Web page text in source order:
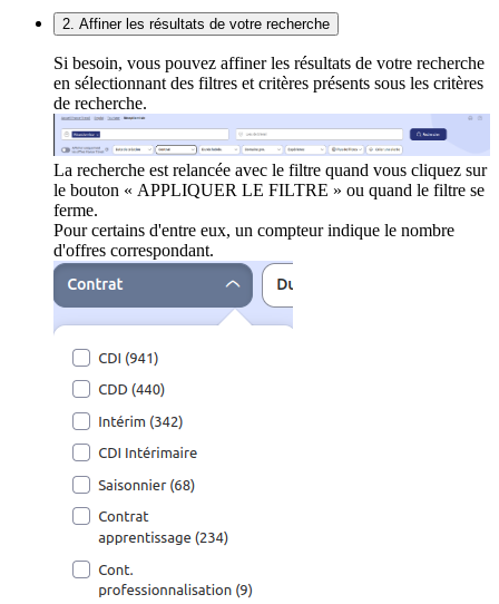
2. Affiner les résultats de votre recherche
Si besoin, vous pouvez affiner les résultats de votre recherche
en sélectionnant des filtres et critères présents sous les critères
de recherche.
La recherche est relancée avec le filtre quand vous cliquez sur
le bouton « APPLIQUER LE FILTRE » ou quand le filtre se
ferme.
Pour certains d'entre eux, un compteur indique le nombre
d'offres correspondant.